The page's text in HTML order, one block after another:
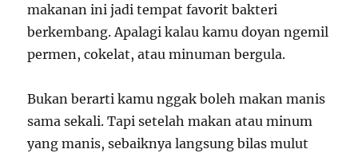
makanan ini jadi tempat favorit bakteri
berkembang. Apalagi kalau kamu doyan ngemil
permen, cokelat, atau minuman bergula.
Bukan berarti kamu nggak boleh makan manis
sama sekali. Tapi setelah makan atau minum
yang manis, sebaiknya langsung bilas mulut